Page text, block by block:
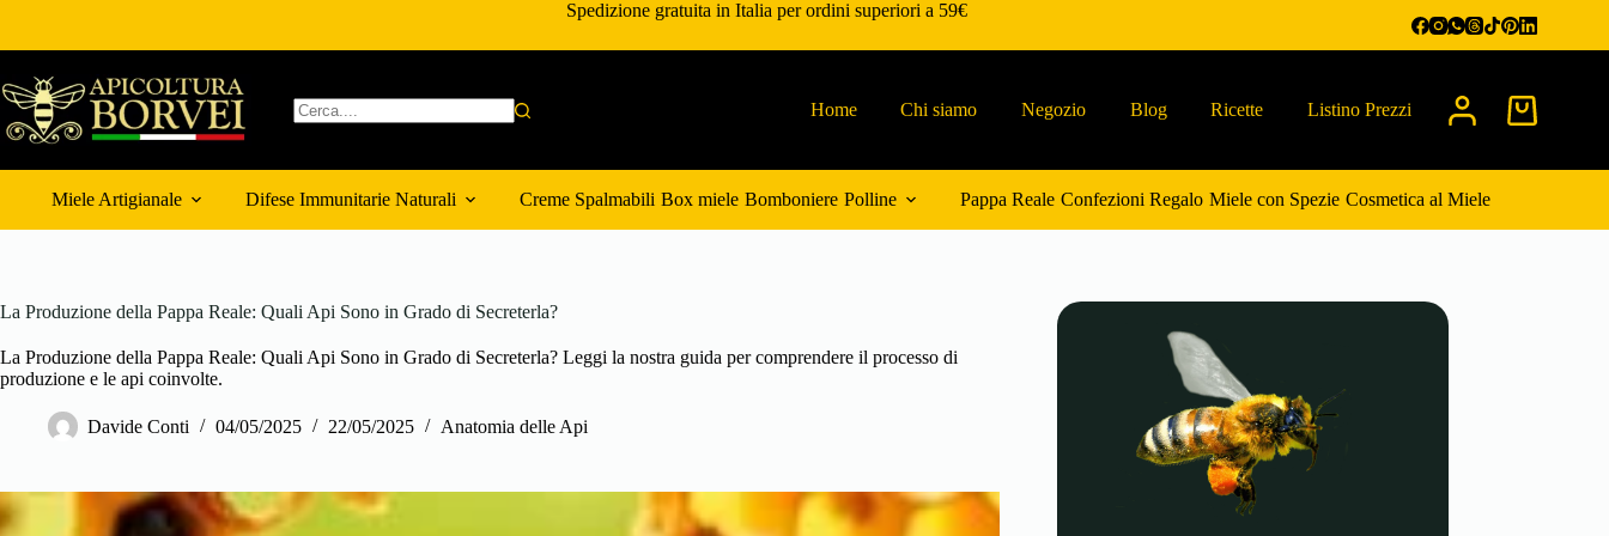
contenuto
Spedizione gratuita in Italia per ordini superiori a 59€
Home Chi siamo Negozio Blog Ricette Listino Prezzi Carrello
Miele Artigianale Difese Immunitarie Naturali Creme Spalmabili Box miele Bomboniere Polline Pappa Reale Confezioni Regalo Miele con Spezie Cosmetica al Miele
La Produzione della Pappa Reale: Quali Api Sono in Grado di Secreterla?
La Produzione della Pappa Reale: Quali Api Sono in Grado di Secreterla? Leggi la nostra guida per comprendere il processo di
produzione e le api coinvolte.
Davide Conti 04/05/2025 22/05/2025 Anatomia delle Api